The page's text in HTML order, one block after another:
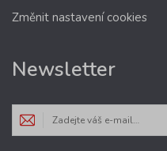
Změnit nastavení cookies
Newsletter